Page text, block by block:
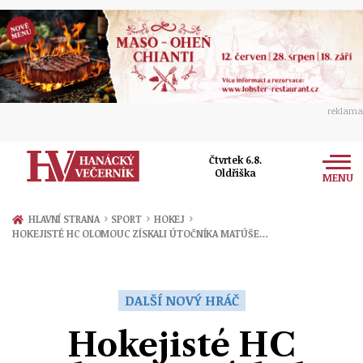
reklama
Čtvrtek 6.8.
Oldřiška
MENU
Zprávy
Ekonomika
HLAVNÍ STRANA › SPORT › HOKEJ ›
HOKEJISTÉ HC OLOMOUC ZÍSKALI ÚTOČNÍKA MATÚŠE…
DALŠÍ NOVÝ HRÁČ
Hokejisté HC